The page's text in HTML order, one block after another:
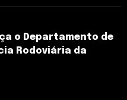
o Departamento de
Rodoviária da